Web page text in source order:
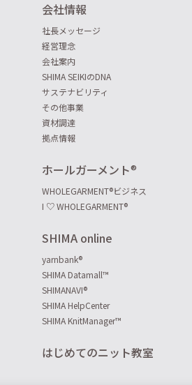
会社情報
社長メッセージ
経営理念
会社案内
SHIMA SEIKIのDNA
サステナビリティ
その他事業
資材調達
拠点情報
ホールガーメント®
WHOLEGARMENT®ビジネス
I ♡ WHOLEGARMENT®
SHIMA online
yarnbank®
SHIMA Datamall™
SHIMANAVI®
SHIMA HelpCenter
SHIMA KnitManager™
はじめてのニット教室